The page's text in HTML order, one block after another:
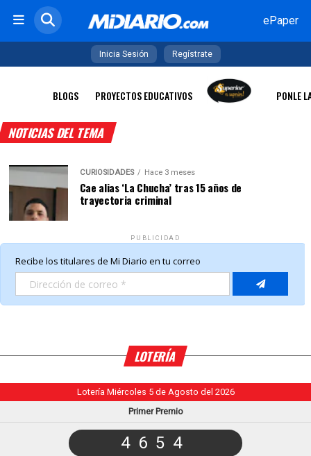
ePaper
Inicia Sesión Regístrate
BLOGS PROYECTOS EDUCATIVOS PONLE
NOTICIAS DEL TEMA
CURIOSIDADES Hace 3 meses
Cae alias ‘La Chucha’ tras 15 años de
trayectoria criminal
PUBLICIDAD
LOTERÍA
Lotería Miércoles 5 de Agosto del 2026
Primer Premio
4654